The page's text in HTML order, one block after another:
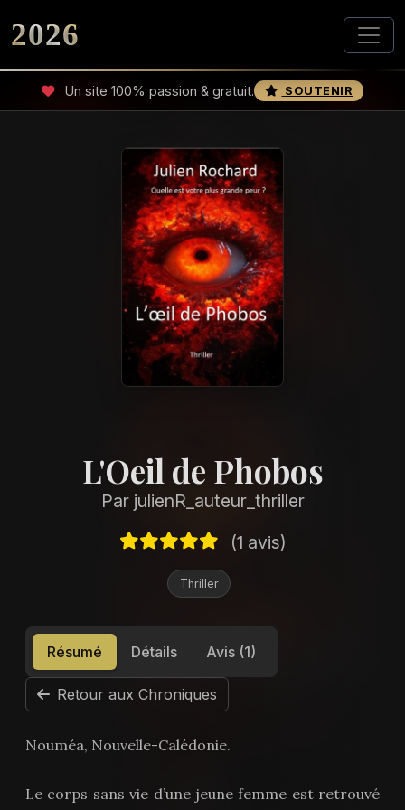
2026
Un site 100% passion & gratuit. SOUTENIR
L'Oeil de Phobos
Par julienR_auteur_thriller
(1 avis)
Thriller
Résumé Détails Avis (1)
Retour aux Chroniques
Nouméa, Nouvelle-Calédonie.
Le corps sans vie d’une jeune femme est retrouvé